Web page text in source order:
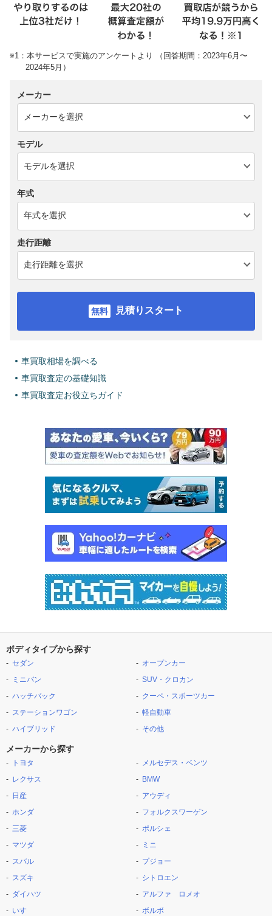
※1：本サービスで実施のアンケートより （回答期間：2023年6月〜
2024年5月）
メーカー
モデル
年式
走行距離
見積りスタート
車買取相場を調べる
車買取査定の基礎知識
車買取査定お役立ちガイド
ボディタイプから探す
セダン
ミニバン
ハッチバック
ステーションワゴン
ハイブリッド
オープンカー
SUV・クロカン
クーペ・スポーツカー
軽自動車
その他
メーカーから探す
トヨタ
レクサス
日産
ホンダ
三菱
マツダ
スバル
スズキ
ダイハツ
いすゞ
メルセデス・ベンツ
BMW
アウディ
フォルクスワーゲン
ポルシェ
ミニ
プジョー
シトロエン
アルファ ロメオ
ボルボ